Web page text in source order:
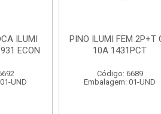
ILUMI
ECON
UND
PINO ILUMI FEM 2P+T
10A 1431PCT
Código: 6689
Embalagem: 01-UND